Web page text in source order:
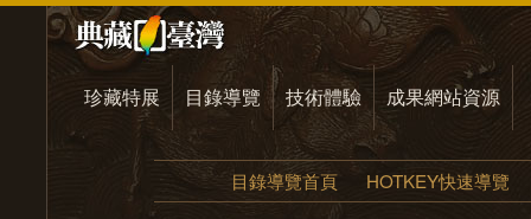
珍藏特展 目錄導覽 技術體驗 成果網站資源
目錄導覽首頁 HOTKEY快速導覽